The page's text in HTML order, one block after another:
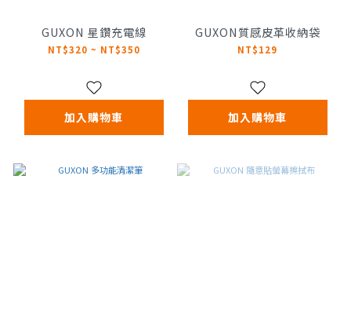
GUXON 星鑽充電線
NT$320 ~ NT$350
加入購物車
GUXON質感皮革收納袋
NT$129
加入購物車